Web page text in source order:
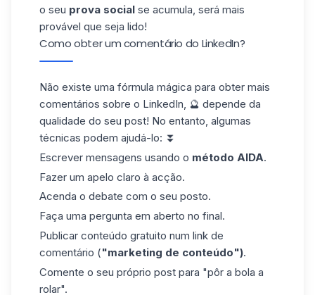
o seu prova social se acumula, será mais
provável que seja lido!
Como obter um comentário do LinkedIn?
Não existe uma fórmula mágica para obter mais
comentários sobre o LinkedIn, 🔮 depende da
qualidade do seu post! No entanto, algumas
técnicas podem ajudá-lo: ⏬
Escrever mensagens usando o método AIDA.
Fazer um apelo claro à acção.
Acenda o debate com o seu posto.
Faça uma pergunta em aberto no final.
Publicar conteúdo gratuito num link de
comentário ("marketing de conteúdo").
Comente o seu próprio post para "pôr a bola a
rolar".